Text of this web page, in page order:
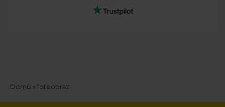
Drobečková
Domů fotoobraz